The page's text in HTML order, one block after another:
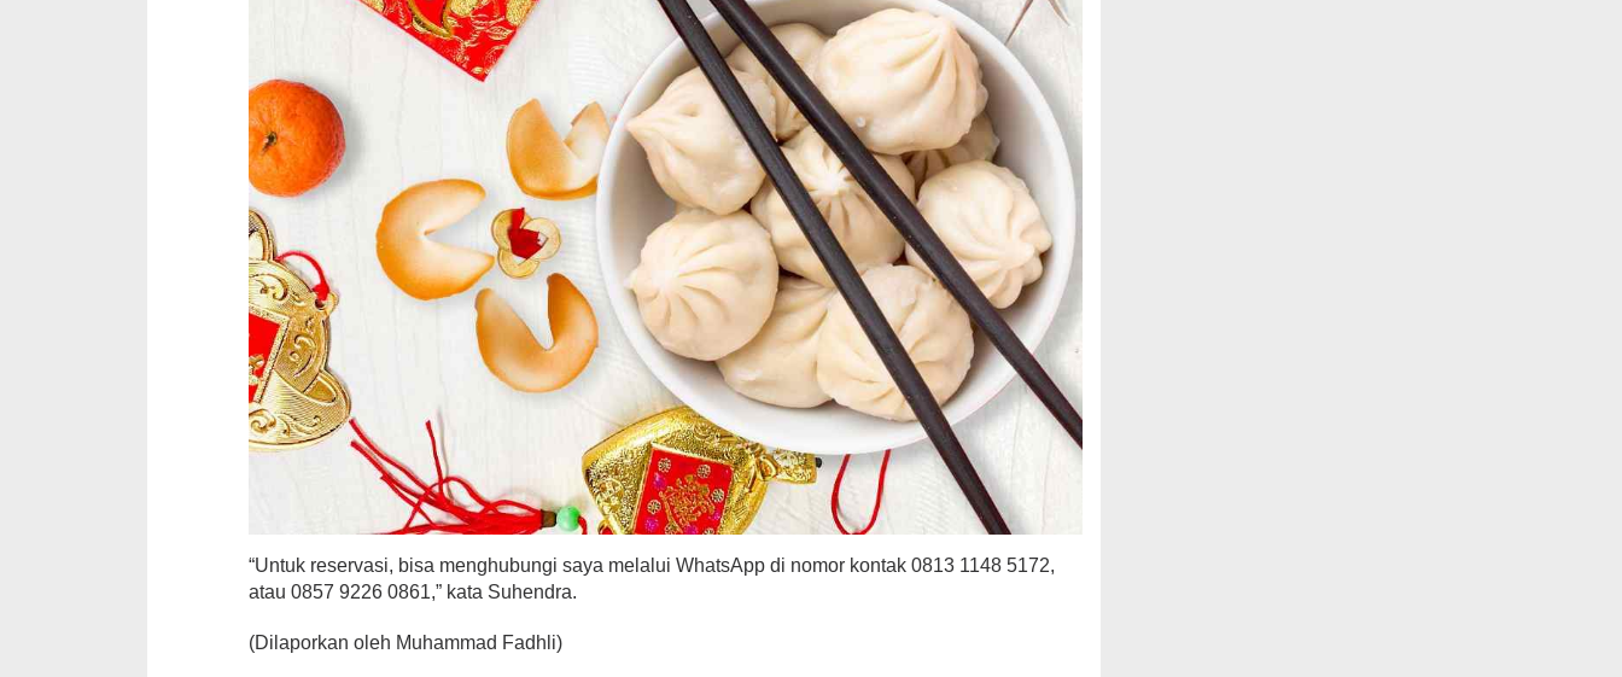
“Untuk reservasi, bisa menghubungi saya melalui WhatsApp di nomor kontak 0813 1148 5172,
atau 0857 9226 0861,” kata Suhendra.
(Dilaporkan oleh Muhammad Fadhli)